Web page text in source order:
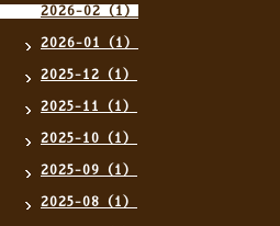
2026-02（1）
2026-01（1）
2025-12（1）
2025-11（1）
2025-10（1）
2025-09（1）
2025-08（1）